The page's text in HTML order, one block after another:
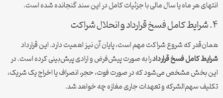
انتهای هر ماه یا سال مالی با جزئیات کامل در این سند گنجانده شده است.
۴. شرایط کامل فسخ قرارداد و انحلال شراکت
همان‌قدر که شروع شراکت مهم است، پایان آن نیز اهمیت دارد. این قرارداد
شرایط کامل فسخ قراردادرا به صورت پیش‌فرض و ارادی پیش‌بینی کرده است. در
این بخش مشخص می‌شود که در صورت فوت، حجر، انصراف یا اخراج یک شریک،
تکلیف سهم‌الشرکه و تعهدات جاری مغازه چه خواهد شد.